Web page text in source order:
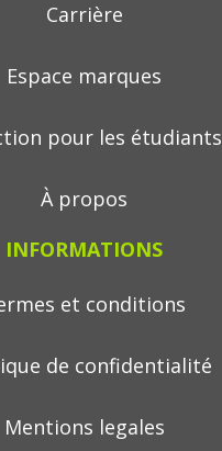
Carrière
Espace marques
pour les étudiants
À propos
INFORMATIONS
et conditions
de confidentialité
Mentions legales